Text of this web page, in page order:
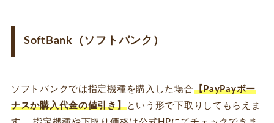
SoftBank（ソフトバンク）
ソフトバンクでは指定機種を購入した場合【PayPayボー
ナスか購入代金の値引き】という形で下取りしてもらえま